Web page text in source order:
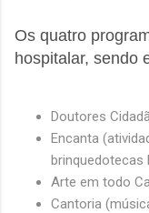
Os quatro
hospitalar, sendo
Doutores
Encanta
brinquedotecas
Arte em todo
Cantoria